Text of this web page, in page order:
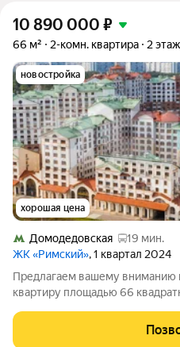
10 890 000 ₽
66 м² 2-комн. квартира 2
новостройка
хорошая цена
Домодедовская
19 мин.
ЖК «Римский», 1 квартал 2024
Предлагаем вашему вниманию
квартиру площадью 66
километрах от МКАД, эта
кто ценит комфорт и удобство